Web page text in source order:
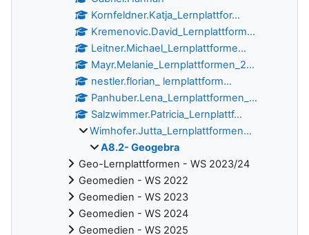
Kornfeldner.Katja_Lernplattfor...
Kremenovic.David_Lernplattform...
Leitner.Michael_Lernplattforme...
Mayr.Melanie_Lernplattformen_2...
nestler.florian_ lernplattform...
Panhuber.Lena_Lernplattformen_...
Salzwimmer.Patricia_Lernplattf...
Wimhofer.Jutta_Lernplattformen...
A8.2- Geogebra
Geo-Lernplattformen - WS 2023/24
Geomedien - WS 2022
Geomedien - WS 2023
Geomedien - WS 2024
Geomedien - WS 2025